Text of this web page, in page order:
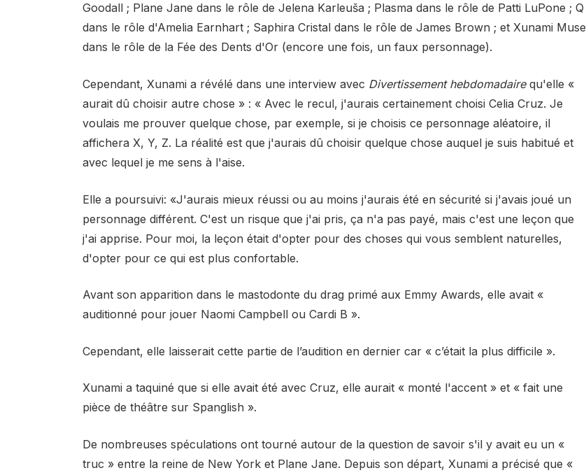
Goodall ; Plane Jane dans le rôle de Jelena Karleuša ; Plasma dans le rôle de Patti LuPone ; Q
dans le rôle d'Amelia Earnhart ; Saphira Cristal dans le rôle de James Brown ; et Xunami Muse
dans le rôle de la Fée des Dents d'Or (encore une fois, un faux personnage).
Cependant, Xunami a révélé dans une interview avec Divertissement hebdomadairequ'elle «
aurait dû choisir autre chose » : « Avec le recul, j'aurais certainement choisi Celia Cruz. Je
voulais me prouver quelque chose, par exemple, si je choisis ce personnage aléatoire, il
affichera X, Y, Z. La réalité est que j'aurais dû choisir quelque chose auquel je suis habitué et
avec lequel je me sens à l'aise.
Elle a poursuivi: «J'aurais mieux réussi ou au moins j'aurais été en sécurité si j'avais joué un
personnage différent. C'est un risque que j'ai pris, ça n'a pas payé, mais c'est une leçon que
j'ai apprise. Pour moi, la leçon était d'opter pour des choses qui vous semblent naturelles,
d'opter pour ce qui est plus confortable.
Avant son apparition dans le mastodonte du drag primé aux Emmy Awards, elle avait «
auditionné pour jouer Naomi Campbell ou Cardi B ».
Cependant, elle laisserait cette partie de l’audition en dernier car « c’était la plus difficile ».
Xunami a taquiné que si elle avait été avec Cruz, elle aurait « monté l'accent » et « fait une
pièce de théâtre sur Spanglish ».
De nombreuses spéculations ont tourné autour de la question de savoir s'il y avait eu un «
truc » entre la reine de New York et Plane Jane. Depuis son départ, Xunami a précisé que «